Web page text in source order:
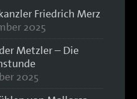
Friedrich Merz
2025
Metzler – Die
2025